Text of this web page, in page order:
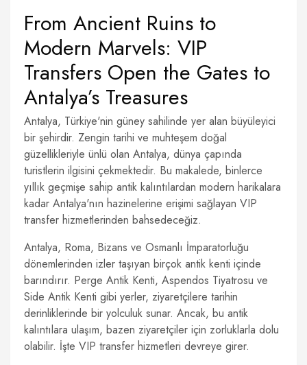
From Ancient Ruins to
Modern Marvels: VIP
Transfers Open the Gates to
Antalya’s Treasures
Antalya, Türkiye'nin güney sahilinde yer alan büyüleyici
bir şehirdir. Zengin tarihi ve muhteşem doğal
güzellikleriyle ünlü olan Antalya, dünya çapında
turistlerin ilgisini çekmektedir. Bu makalede, binlerce
yıllık geçmişe sahip antik kalıntılardan modern harikalara
kadar Antalya'nın hazinelerine erişimi sağlayan VIP
transfer hizmetlerinden bahsedeceğiz.
Antalya, Roma, Bizans ve Osmanlı İmparatorluğu
dönemlerinden izler taşıyan birçok antik kenti içinde
barındırır. Perge Antik Kenti, Aspendos Tiyatrosu ve
Side Antik Kenti gibi yerler, ziyaretçilere tarihin
derinliklerinde bir yolculuk sunar. Ancak, bu antik
kalıntılara ulaşım, bazen ziyaretçiler için zorluklarla dolu
olabilir. İşte VIP transfer hizmetleri devreye girer.